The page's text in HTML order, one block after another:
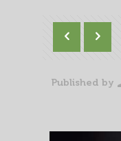
Published by